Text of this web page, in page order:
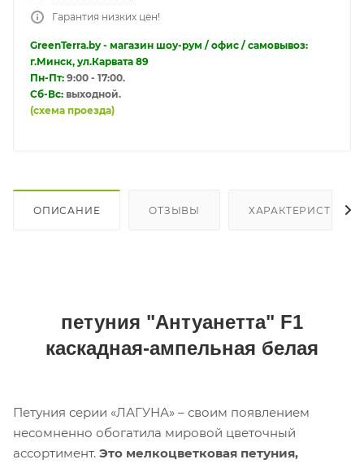
Гарантия низких цен!
GreenTerra.by - магазин шоу-рум / офис / самовывоз:
г.Минск, ул.Карвата 89
Пн-Пт: 9:00 - 17:00.
Сб-Вс: выходной.
(схема проезда)
ОПИСАНИЕ ОТЗЫВЫ ХАРАКТЕРИСТИКИ
петуния "Антуанетта" F1
каскадная-ампельная белая
Петуния серии «ЛАГУНА» – своим появлением
несомненно обогатила мировой цветочный
ассортимент. Это мелкоцветковая петуния,